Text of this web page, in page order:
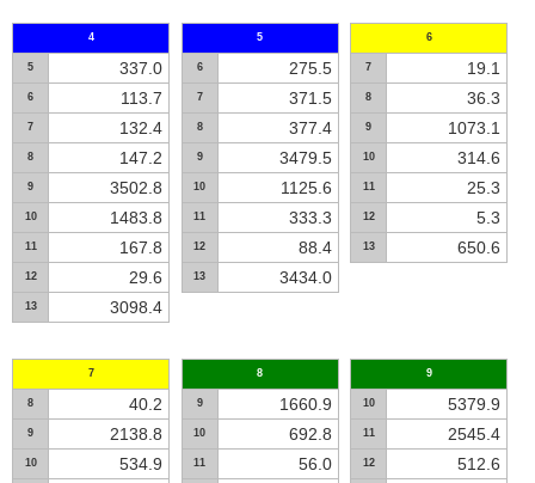
4
5 337.0
6 113.7
7 132.4
8 147.2
9 3502.8
10 1483.8
11 167.8
12 29.6
13 3098.4
5
6 275.5
7 371.5
8 377.4
9 3479.5
10 1125.6
11 333.3
12 88.4
13 3434.0
6
7 19.1
8 36.3
9 1073.1
10 314.6
11 25.3
12 5.3
13 650.6
7
8 40.2
9 2138.8
10 534.9
8
9 1660.9
10 692.8
11 56.0
9
10 5379.9
11 2545.4
12 512.6